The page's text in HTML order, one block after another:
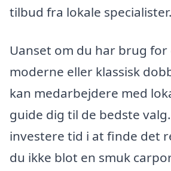
tilbud fra lokale specialister.
Uanset om du har brug for
moderne eller klassisk
kan medarbejdere med
guide dig til de bedste
investere tid i at finde det
du ikke blot en smuk